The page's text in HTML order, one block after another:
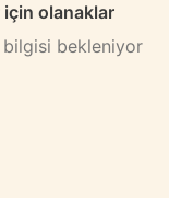
için olanaklar
bekleniyor